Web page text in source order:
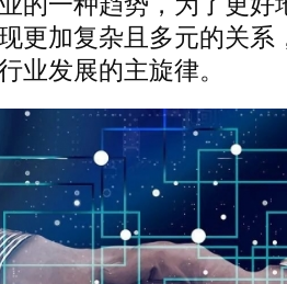
更加复杂且多元的关系
业发展的主旋律。